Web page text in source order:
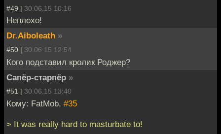
#49 | 30.06.15 10:16
Неплохо!
Dr.Aiboleath »
#50 | 30.06.15 12:54
Кого подставил кролик Роджер?
Сапёр-старпёр »
#51 | 30.06.15 13:40
Кому: FatMob, #35
> It was really hard to masturbate to!